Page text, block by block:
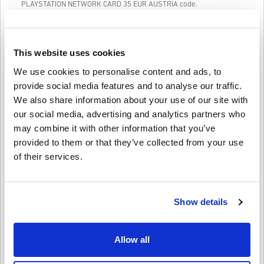
This website uses cookies
We use cookies to personalise content and ads, to
provide social media features and to analyse our traffic.
We also share information about your use of our site with
our social media, advertising and analytics partners who
may combine it with other information that you’ve
provided to them or that they’ve collected from your use
of their services.
Show details
Allow all
PLAYSTATION NETWORK CARD 35 EUR AUSTRIA code.
PLAYSTATION NETWORK CARD 35 EUR AUSTRIA for PC from
Informacije i upute
Novi na Livecards.net? Kupnja digitalnih kodova je brza i
jednostavna:
Odricanje
ProizvodiPre-Order
odmah nakon sigurnosnih provjera.
Za više informacija pogledajte naša FAQ.
nas obavijestite koristeći našObrazac za kontakt
Kod je savršeno radio na mom austrijskom PSN računu, iako bi